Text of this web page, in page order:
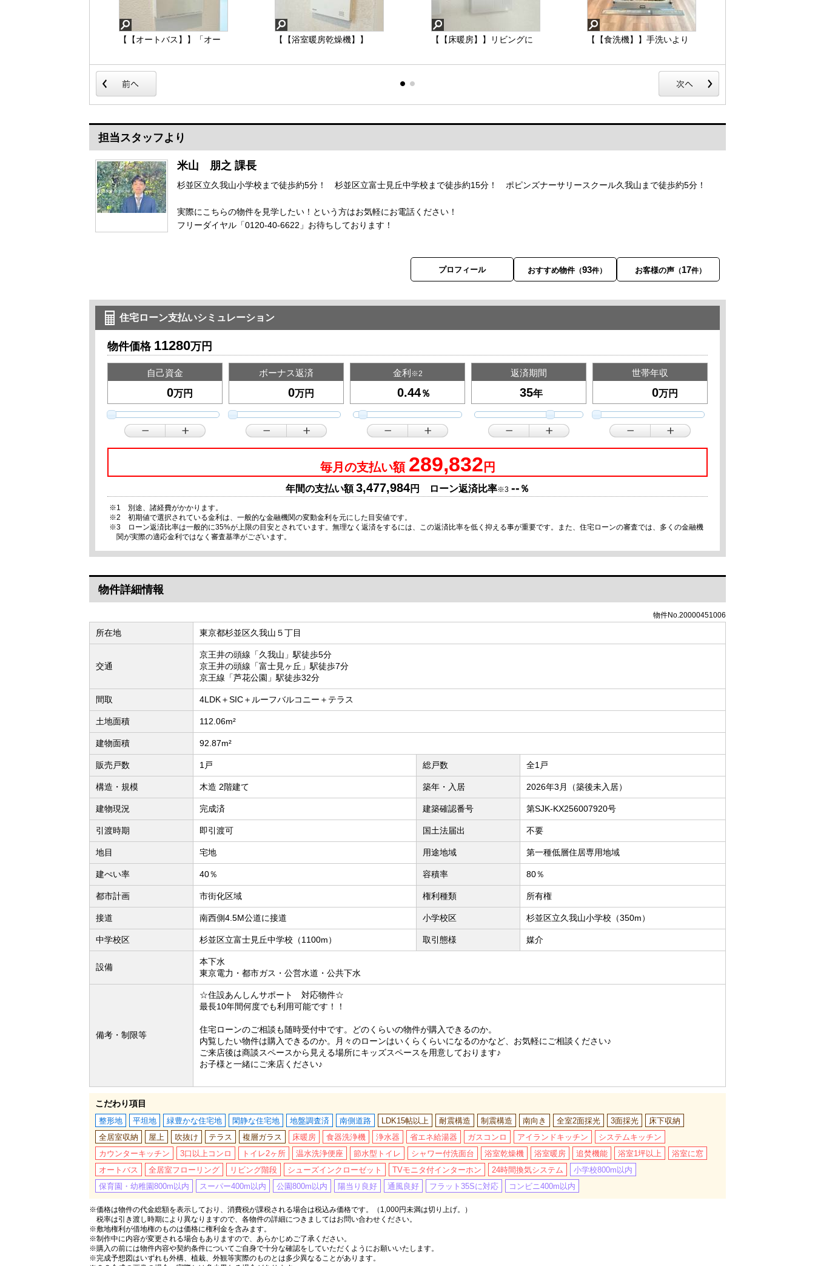
【【オートバス】】
【【オートバス】】「オー
お湯張り、温度調整など
を、キッチンなど浴室以外
から操作が出来る便利なシ
ステムです。
【【浴室暖房乾燥機】】
【【浴室暖房乾燥機】】
や、秋の長雨など外に洗濯
【【床暖房】】
【【床暖房】】リビングに
備。空気を汚さずに室内を
【【食洗機】】
【【食洗機】】手洗いより
「ビルトイン食洗機」が標
準装備なのはママの強い味
【【3口コンロ】】
【【3口コンロ】】「3口ガ
さんの料理が同時に作れて
便利な上、凹凸が少ないフ
ラットトップなのでお掃除
も楽々です。
【【浄水器】】
【【浄水器】】「浄水器」
シャワー式の水栓金具で
【【床下収納】】
【【床下収納】】キッチン
ンスペースはいつでもスッ
担当スタッフより
米山 朋之 課長
杉並区立久我山小学校まで徒歩約5分！ 杉並区立富士見丘中学校まで徒歩約15分！ ポピンズナーサリースクール久我山まで徒歩約5分！
実際にこちらの物件を見学したい！という方はお気軽にお電話ください！
フリーダイヤル「0120-40-6622」お待ちしております！
プロフィール おすすめ物件 （93件） お客様の声（17件）
住宅ローン支払いシミュレーション
物件価格 11280万円
自己資金
万円
ボーナス返済
万円
金利 ※2
％
返済期間
年
世帯年収
万円
毎月の支払い額 289,832 円
年間の支払い額3,477,984円 ローン返済比率※3 -- ％
※1 別途、諸経費がかかります。
※2 初期値で選択されている金利は、一般的な金融機関の変動金利を元にした目安値です。
※3 ローン返済比率は一般的に35%が上限の目安とされています。無理なく返済をするには、この返済比率を低く抑える事が重要です。また、住宅ローンの審査では、多くの金融機
関が実際の適応金利ではなく審査基準がございます。
物件詳細情報
物件No.20000451006
所在地 東京都杉並区久我山５丁目
交通
京王井の頭線「久我山」駅徒歩5分
京王井の頭線「富士見ヶ丘」駅徒歩7分
京王線「芦花公園」駅徒歩32分
間取 4LDK＋SIC＋ルーフバルコニー＋テラス
土地面積 112.06m²
建物面積 92.87m²
販売戸数 1戸 総戸数 全1戸
構造・規模 木造 2階建て 築年・入居 2026年3月（築後未入居）
建物現況 完成済 建築確認番号 第SJK-KX256007920号
引渡時期 即引渡可 国土法届出 不要
地目 宅地 用途地域 第一種低層住居専用地域
建ぺい率 40％ 容積率 80％
都市計画 市街化区域 権利種類 所有権
接道 南西側4.5M公道に接道 小学校区 杉並区立久我山小学校（350m）
中学校区 杉並区立富士見丘中学校（1100m） 取引態様 媒介
設備
本下水
東京電力・都市ガス・公営水道・公共下水
備考・制限等
☆住設あんしんサポート 対応物件☆
最長10年間何度でも利用可能です！！
住宅ローンのご相談も随時受付中です。どのくらいの物件が購入できるのか。
内覧したい物件は購入できるのか。月々のローンはいくらくらいになるのかなど、お気軽にご相談ください♪
ご来店後は商談スペースから見える場所にキッズスペースを用意しております♪
お子様と一緒にご来店ください♪
こだわり項目
整形地 平坦地 緑豊かな住宅地 閑静な住宅地 地盤調査済 南側道路 LDK15帖以上 耐震構造 制震構造 南向き 全室2面採光 3面採光
床下収納
全居室収納
屋上 吹抜け テラス 複層ガラス 床暖房 食器洗浄機 浄水器 省エネ給湯器 ガスコンロ アイランドキッチン
システムキッチン
カウンターキッチン
3口以上コンロ トイレ2ヶ所 温水洗浄便座 節水型トイレ シャワー付洗面台 浴室乾燥機 浴室暖房 追焚機能 浴室1坪以上
浴室に窓
オートバス
全居室フローリング リビング階段 シューズインクローゼット TVモニタ付インターホン 24時間換気システム
小学校800m以内
保育園・幼稚園800m以内
スーパー400m以内 公園800m以内 陽当り良好 通風良好 フラット35Sに対応 コンビニ400m以内
※価格は物件の代金総額を表示しており、消費税が課税される場合は税込み価格です。（1,000円未満は切り上げ。）
税率は引き渡し時期により異なりますので、各物件の詳細につきましてはお問い合わせください。
※敷地権利が借地権のものは価格に権利金を含みます。
※制作中に内容が変更される場合もありますので、あらかじめご了承ください。
※購入の前には物件内容や契約条件についてご自身で十分な確認をしていただくようにお願いいたします。
※完成予想図はいずれも外構、植栽、外観等実際のものとは多少異なることがあります。